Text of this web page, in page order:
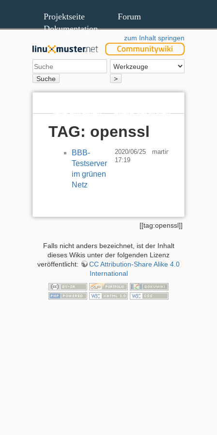
Projektseite
Forum
Dokumentation
zum Inhalt springen
Suche >
Seite anzeigen Ältere Versionen
TAG: openssl
BBB-
Testserver
im grünen
Netz
2020/06/25
17:19
martin.res
[[tag:openssl]]
Falls nicht anders bezeichnet, ist der Inhalt
dieses Wikis unter der folgenden Lizenz
veröffentlicht:
CC Attribution-Share Alike 4.0
International